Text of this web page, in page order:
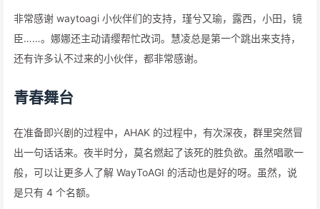
非常感谢 waytoagi 小伙伴们的支持，瑾兮又瑜，露西，小田，镜
臣……。娜娜还主动请缨帮忙改词。慧凌总是第一个跳出来支持，
还有许多认不过来的小伙伴，都非常感谢。
青春舞台
在准备即兴剧的过程中，AHAK 的过程中，有次深夜，群里突然冒
出一句话话来。夜半时分，莫名燃起了该死的胜负欲。虽然唱歌一
般，可以让更多人了解 WayToAGI 的活动也是好的呀。虽然，说
是只有 4 个名额。